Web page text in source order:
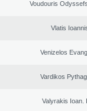
Voudouris
Vlatis
Venizelos
Vardikos
Valyrakis Ioan.